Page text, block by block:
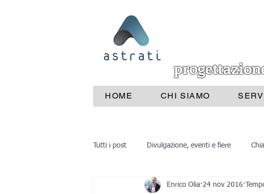
HOME CHI SIAMO
Tutti i post Divulgazione, eventi e fiere
Industrie e aziende Medicina
Enrico Olia 24 nov 2016